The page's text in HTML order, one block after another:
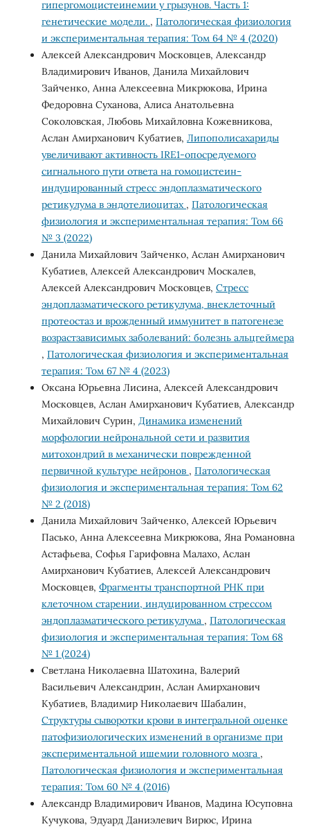
гипергомоцистеинемии у грызунов. Часть 1:
генетические модели. , Патологическая физиология
и экспериментальная терапия: Том 64 № 4 (2020)
Алексей Александрович Московцев, Александр
Владимирович Иванов, Данила Михайлович
Зайченко, Анна Алексеевна Микрюкова, Ирина
Федоровна Суханова, Алиса Анатольевна
Соколовская, Любовь Михайловна Кожевникова,
Аслан Амирханович Кубатиев, Липополисахариды
увеличивают активность IRE1-опосредуемого
сигнального пути ответа на гомоцистеин-
индуцированный стресс эндоплазматического
ретикулума в эндотелиоцитах , Патологическая
физиология и экспериментальная терапия: Том 66
№ 3 (2022)
Данила Михайлович Зайченко, Аслан Амирханович
Кубатиев, Алексей Александрович Москалев,
Алексей Александрович Московцев, Cтресс
эндоплазматического ретикулума, внеклеточный
протеостаз и врожденный иммунитет в патогенезе
возрастзависимых заболеваний: болезнь альцгеймера
, Патологическая физиология и экспериментальная
терапия: Том 67 № 4 (2023)
Оксана Юрьевна Лисина, Алексей Александрович
Московцев, Аслан Амирханович Кубатиев, Александр
Михайлович Сурин, Динамика изменений
морфологии нейрональной сети и развития
митохондрий в механически поврежденной
первичной культуре нейронов , Патологическая
физиология и экспериментальная терапия: Том 62
№ 2 (2018)
Данила Михайлович Зайченко, Алексей Юрьевич
Пасько, Анна Алексеевна Микрюкова, Яна Романовна
Астафьева, Софья Гарифовна Малахо, Аслан
Амирханович Кубатиев, Алексей Александрович
Московцев, Фрагменты транспортной РНК при
клеточном старении, индуцированном стрессом
эндоплазматического ретикулума , Патологическая
физиология и экспериментальная терапия: Том 68
№ 1 (2024)
Светлана Николаевна Шатохина, Валерий
Васильевич Александрин, Аслан Амирханович
Кубатиев, Владимир Николаевич Шабалин,
Cтруктуры сыворотки крови в интегральной оценке
патофизиологических изменений в организме при
экспериментальной ишемии головного мозга ,
Патологическая физиология и экспериментальная
терапия: Том 60 № 4 (2016)
Александр Владимирович Иванов, Мадина Юсуповна
Кучукова, Эдуард Даниэлевич Вирюс, Ирина